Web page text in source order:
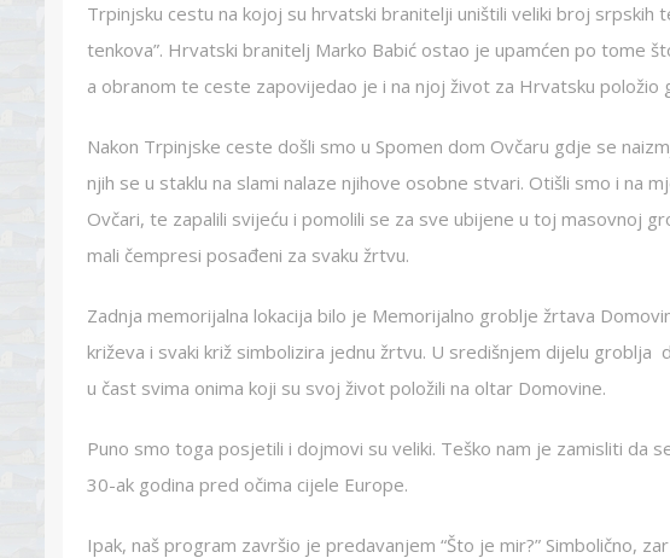
Trpinjsku cestu na kojoj su hrvatski branitelji uništili veliki broj srpskih
tenkova”. Hrvatski branitelj Marko Babić ostao je upamćen po tome
a obranom te ceste zapovijedao je i na njoj život za Hrvatsku položio
Nakon Trpinjske ceste došli smo u Spomen dom Ovčaru gdje se
njih se u staklu na slami nalaze njihove osobne stvari. Otišli smo i na
Ovčari, te zapalili svijeću i pomolili se za sve ubijene u toj masovnoj
mali čempresi posađeni za svaku žrtvu.
Zadnja memorijalna lokacija bilo je Memorijalno groblje žrtava
križeva i svaki križ simbolizira jednu žrtvu. U središnjem dijelu groblja
u čast svima onima koji su svoj život položili na oltar Domovine.
Puno smo toga posjetili i dojmovi su veliki. Teško nam je zamisliti da
30-ak godina pred očima cijele Europe.
Ipak, naš program završio je predavanjem “Što je mir?” Simbolično,